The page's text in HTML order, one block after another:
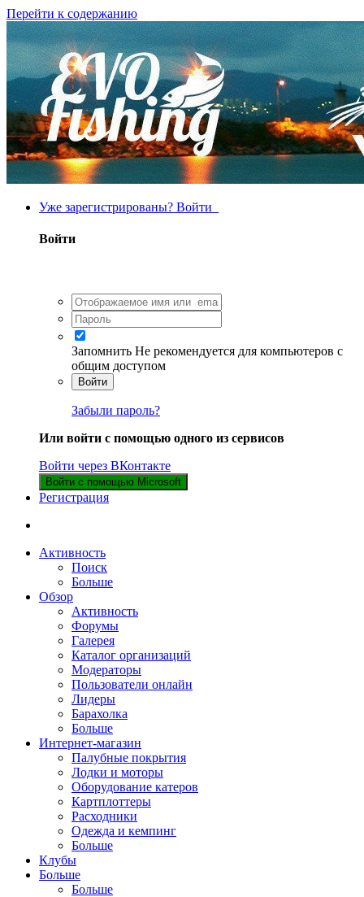
Перейти к содержанию
Уже зарегистрированы? Войти
Войти
Запомнить Не рекомендуется для компьютеров с
общим доступом
Войти
Забыли пароль?
Или войти с помощью одного из сервисов
Войти через ВКонтакте
Войти с помощью Microsoft
Регистрация
Активность
Поиск
Больше
Обзор
Активность
Форумы
Галерея
Каталог организаций
Модераторы
Пользователи онлайн
Лидеры
Барахолка
Больше
Интернет-магазин
Палубные покрытия
Лодки и моторы
Оборудование катеров
Картплоттеры
Расходники
Одежда и кемпинг
Больше
Клубы
Больше
Больше